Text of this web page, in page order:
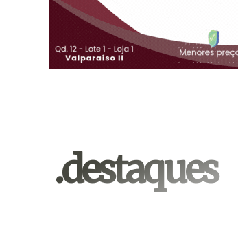
.destaques